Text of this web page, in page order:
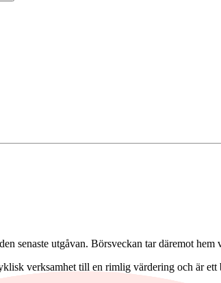
senaste utgåvan. Börsveckan tar däremot
verksamhet till en rimlig värdering och är